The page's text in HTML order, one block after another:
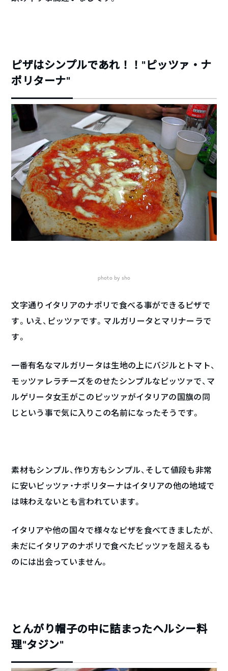
ピザはシンプルであれ！！“ピッツァ・ナ
ポリターナ”
photo by sho
文字通りイタリアのナポリで食べる事ができるピザで
す。いえ、ピッツァです。マルガリータとマリナーラで
す。
一番有名なマルガリータは生地の上にバジルとトマト、
モッツァレラチーズをのせたシンプルなピッツァで、マ
ルゲリータ女王がこのピッツァがイタリアの国旗の同
じという事で気に入りこの名前になったそうです。
素材もシンプル、作り方もシンプル、そして値段も非常
に安いピッツァ・ナポリターナはイタリアの他の地域で
は味わえないとも言われています。
イタリアや他の国々で様々なピザを食べてきましたが、
未だにイタリアのナポリで食べたピッツァを超えるも
のには出会っていません。
とんがり帽子の中に詰まったヘルシー料
理“タジン”